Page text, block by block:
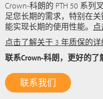
Crown-科朗的 PTH 50 系
足您长期的需求，特别在关
能实现长期的使用性能。
点击了解关于 3 年质保的
联系Crown-科朗，更好的
联系我们